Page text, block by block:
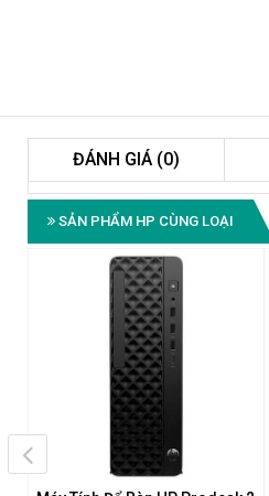
ĐÁNH GIÁ (0)
SẢN PHẨM HP CÙNG LOẠI